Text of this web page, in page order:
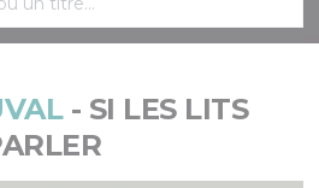
- SI LES LITS